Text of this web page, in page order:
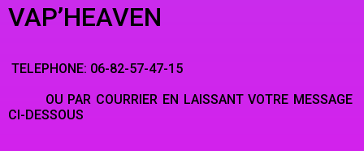
VAP’HEAVEN
TELEPHONE: 06-82-57-47-15
OU PAR COURRIER EN LAISSANT VOTRE MESSAGE
CI-DESSOUS